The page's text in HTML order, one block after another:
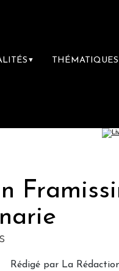
▼ THÉMATIQUES
Rédigé par La